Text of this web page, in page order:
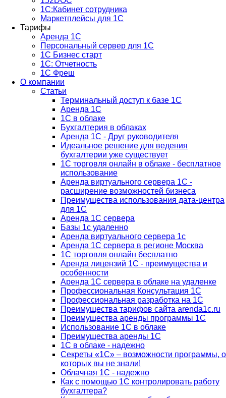
1С:Кабинет сотрудника
Маркетплейсы для 1С
Тарифы
Аренда 1С
Персональный сервер для 1С
1С Бизнес старт
1С: Отчетность
1C Фреш
О компании
Статьи
Терминальный доступ к базе 1С
Аренда 1С
1С в облаке
Бухгалтерия в облаках
Аренда 1С - Друг руководителя
Идеальное решение для ведения
бухгалтерии уже существует
1С торговля онлайн в облаке - бесплатное
использование
Аренда виртуального сервера 1С -
расширение возможностей бизнеса
Преимущества использования дата-центра
для 1С
Аренда 1С сервера
Базы 1с удаленно
Аренда виртуального сервера 1с
Аренда 1С сервера в регионе Москва
1С торговля онлайн бесплатно
Аренда лицензий 1С - преимущества и
особенности
Аренда 1С сервера в облаке на удаленке
Профессиональная Консультация 1С
Профессиональная разработка на 1С
Преимущества тарифов сайта arenda1c.ru
Преимущества аренды программы 1С
Использование 1С в облаке
Преимущества аренды 1С
1С в облаке - надежно
Секреты «1С» – возможности программы, о
которых вы не знали!
Облачная 1С - надежно
Как с помощью 1С контролировать работу
бухгалтера?